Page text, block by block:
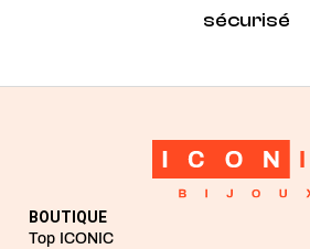
sécurisé
BOUTIQUE
Top ICONIC